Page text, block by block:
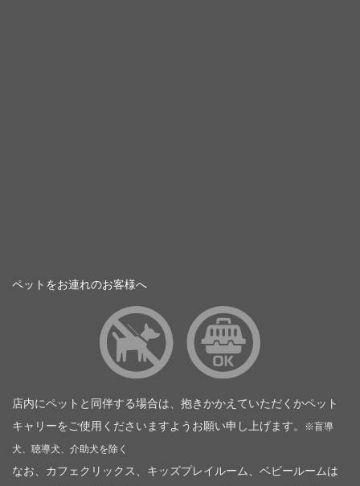
ペットをお連れのお客様へ
店内にペットと同伴する場合は、抱きかかえていただくかペット
キャリーをご使用くださいますようお願い申し上げます。
※盲導
犬、聴導犬、介助犬を除く
なお、カフェクリックス、キッズプレイルーム、ベビールームは